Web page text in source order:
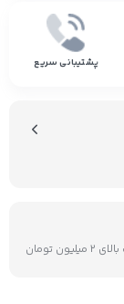
پشتیبانی سریع
تومان